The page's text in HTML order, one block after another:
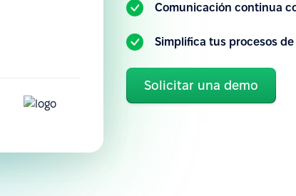
Comunicación continua
Simplifica tus procesos de
Solicitar una demo